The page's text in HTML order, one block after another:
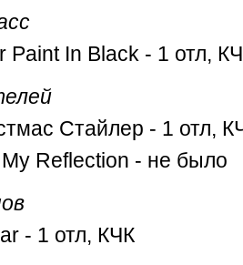
Paint In Black - 1 отл,
Стайлер - 1 отл,
Reflection - не было
- 1 отл, КЧК